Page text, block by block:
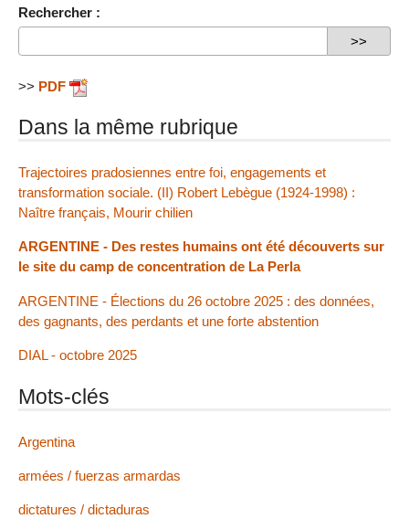
Rechercher :
>> PDF
Dans la même rubrique
Trajectoires pradosiennes entre foi, engagements et
transformation sociale. (II) Robert Lebègue (1924-1998) :
Naître français, Mourir chilien
ARGENTINE - Des restes humains ont été découverts sur
le site du camp de concentration de La Perla
ARGENTINE - Élections du 26 octobre 2025 : des données,
des gagnants, des perdants et une forte abstention
DIAL - octobre 2025
Mots-clés
Argentina
armées / fuerzas armardas
dictatures / dictaduras